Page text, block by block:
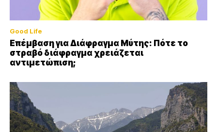
Good Life
Επέμβαση για Διάφραγμα Μύτης: Πότε το
στραβό διάφραγμα χρειάζεται
αντιμετώπιση;